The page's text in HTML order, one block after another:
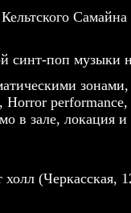
синт-поп музыки
зонами,
performance,
в зале, локация
(Черкасская,